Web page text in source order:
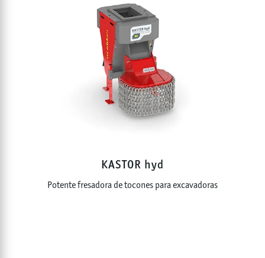
KASTOR hyd
Potente fresadora de tocones para excavadoras